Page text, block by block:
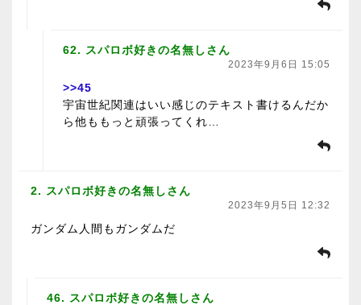
62. スパロボ好きの名無しさん
2023年9月6日 15:05
>>45
宇宙世紀関連はいい感じのテキスト書けるんだか
ら他ももっと頑張ってくれ…
2. スパロボ好きの名無しさん
2023年9月5日 12:32
ガンダム人間もガンダムだ
46. スパロボ好きの名無しさん